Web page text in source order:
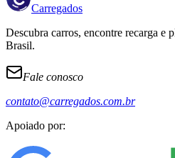
Carregados
Descubra carros, encontre recarga e
Brasil.
Fale conosco
contato@carregados.com.br
Apoiado por: